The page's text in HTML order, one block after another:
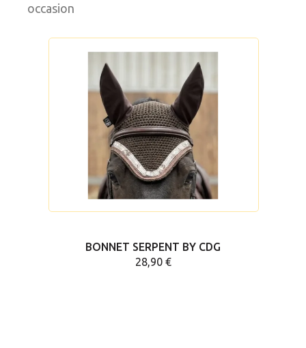
Aucun avis n'a été publié pour le moment.
occasion
BONNET SERPENT BY CDG
28,90 €